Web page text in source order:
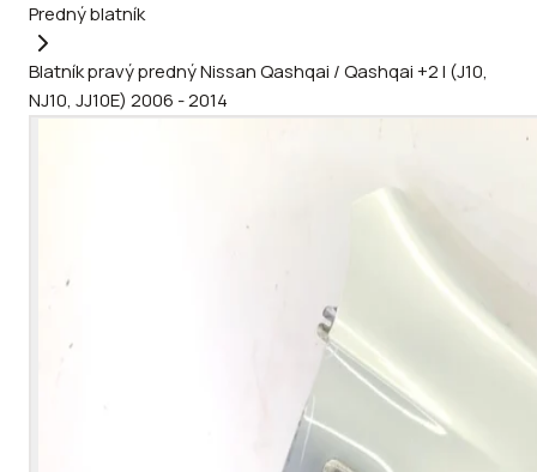
Predný blatník
Blatník pravý predný Nissan Qashqai / Qashqai +2 I (J10,
NJ10, JJ10E) 2006 - 2014